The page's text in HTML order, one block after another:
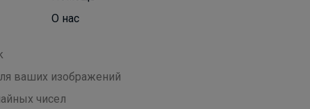
О нас
ваших изображений
чисел